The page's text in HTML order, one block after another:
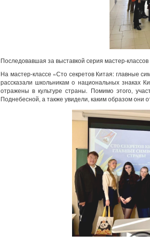
Последовавшая за выставкой серия мастер-
На мастер-классе «Сто секретов Китая: главные
рассказали школьникам о национальных знаках
отражены в культуре страны. Помимо этого,
Поднебесной, а также увидели, каким образом они